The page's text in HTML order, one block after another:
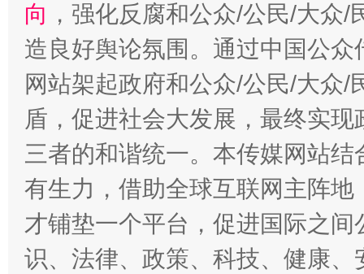
向 ，强化反腐和公众/公民/大众
造良好舆论氛围。通过中国公
网站架起政府和公众/公民/大众
盾，促进社会大发展，最终实
三者的和谐统一。本传媒网站
有生力，借助全球互联网主阵
才铺垫一个平台，促进国际之
识、法律、政策、科技、健康